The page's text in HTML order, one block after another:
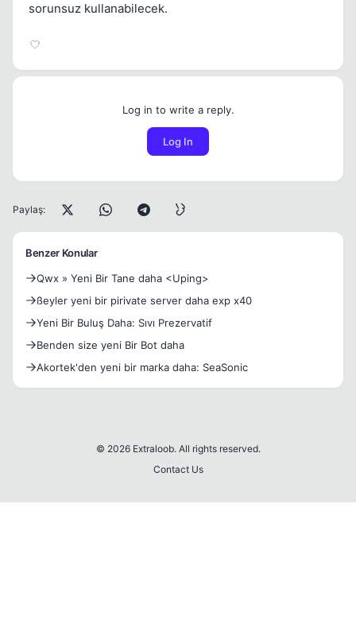
sorunsuz kullanabilecek.
Log in to write a reply.
Log In
Paylaş:
Benzer Konular
Qwx » Yeni Bir Tane daha <Uping>
ßeyler yeni bir pirivate server daha exp x40
Yeni Bir Buluş Daha: Sıvı Prezervatif
Benden size yeni Bir Bot daha
Akortek'den yeni bir marka daha: SeaSonic
© 2026 Extraloob. All rights reserved.
Contact Us